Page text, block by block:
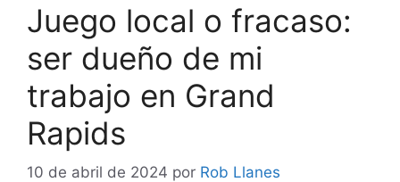
Juego local o fracaso:
ser dueño de mi
trabajo en Grand
Rapids
10 de abril de 2024 por Rob Llanes